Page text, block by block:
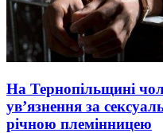
На Тернопільщині
ув’язнення за
річною племінницею